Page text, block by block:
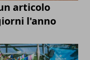
articolo
l'anno